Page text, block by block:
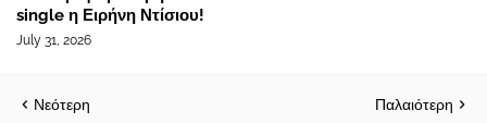
single η Ειρήνη Ντίσιου!
July 31, 2026
Νεότερη Παλαιότερη